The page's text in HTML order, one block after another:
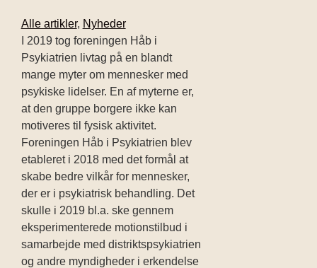
Alle artikler, Nyheder
I 2019 tog foreningen Håb i
Psykiatrien livtag på en blandt
mange myter om mennesker med
psykiske lidelser. En af myterne er,
at den gruppe borgere ikke kan
motiveres til fysisk aktivitet.
Foreningen Håb i Psykiatrien blev
etableret i 2018 med det formål at
skabe bedre vilkår for mennesker,
der er i psykiatrisk behandling. Det
skulle i 2019 bl.a. ske gennem
eksperimenterede motionstilbud i
samarbejde med distriktspsykiatrien
og andre myndigheder i erkendelse